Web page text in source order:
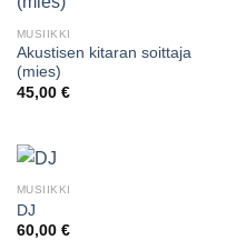
MUSIIKKI
Akustisen kitaran soittaja
(mies)
45,00 €
MUSIIKKI
DJ
60,00 €